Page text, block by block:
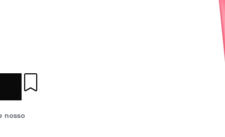
Eu não tenho uma
Ao criar uma conta
rapidamente, verificar
IDIOMA
nosso
Ines
colori